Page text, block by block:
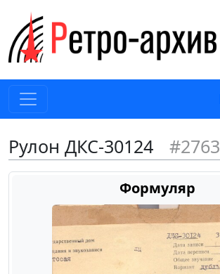
Рулон ДКС-30124 #2763
Формуляр